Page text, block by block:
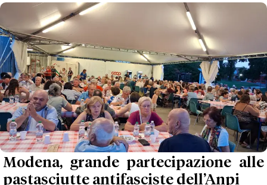
Modena, grande partecipazione alle
pastasciutte antifasciste dell’Anpi